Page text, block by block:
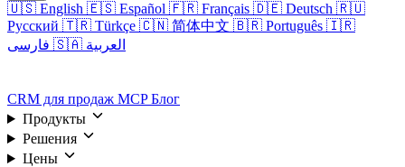
🇺🇸 English 🇪🇸 Español 🇫🇷 Français 🇩🇪 Deutsch 🇷🇺
Русский 🇹🇷 Türkçe 🇨🇳 简体中文 🇧🇷 Português 🇮🇷
🇸🇦 العربية
CRM для продаж MCPБлог
Продукты
Решения
Цены